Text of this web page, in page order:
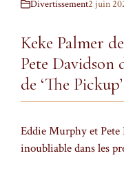
Divertissement2 juin
Keke Palmer
Pete Davidson
de ‘The
Eddie Murphy et
inoubliable dans les